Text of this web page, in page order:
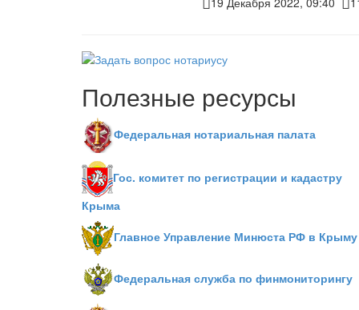
Полезные ресурсы
Федеральная нотариальная палата
Гос. комитет по регистрации и кадастру
Крыма
Главное Управление Минюста РФ в Крыму
Федеральная служба по финмониторингу